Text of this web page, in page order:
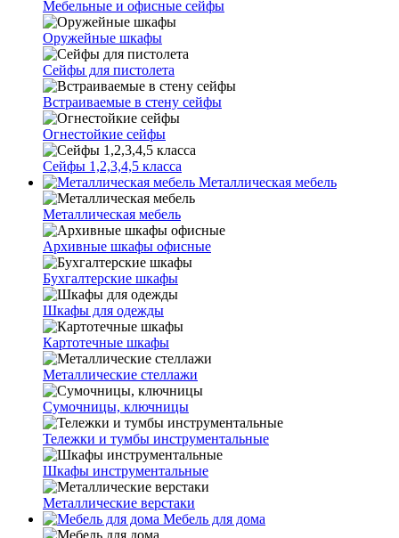
Мебельные и офисные сейфы
Оружейные шкафы
Сейфы для пистолета
Встраиваемые в стену сейфы
Огнестойкие сейфы
Сейфы 1,2,3,4,5 класса
Металлическая мебель
Металлическая мебель
Архивные шкафы офисные
Бухгалтерские шкафы
Шкафы для одежды
Картотечные шкафы
Металлические стеллажи
Сумочницы, ключницы
Тележки и тумбы инструментальные
Шкафы инструментальные
Металлические верстаки
Мебель для дома